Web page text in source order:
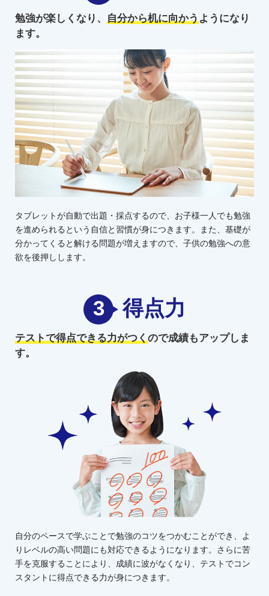
勉強が楽しくなり、 自分から机に向かうようになり
ます。
タブレットが自動で出題・採点するので、お子様一人でも勉強
を進められるという自信と習慣が身につきます。また、基礎が
分かってくると解ける問題が増えますので、子供の勉強への意
欲を後押しします。
3 得点力
テストで得点できる力がつくので成績もアップしま
す。
自分のペースで学ぶことで勉強のコツをつかむことができ、よ
りレベルの高い問題にも対応できるようになります。さらに苦
手を克服することにより、成績に波がなくなり、テストでコン
スタントに得点できる力が身につきます。